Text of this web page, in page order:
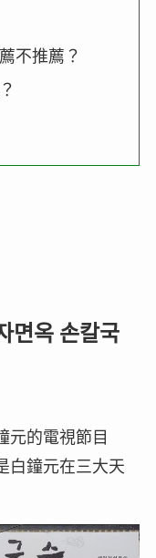
不推薦？
면옥 손칼국
元的電視節目
白鐘元在三大天